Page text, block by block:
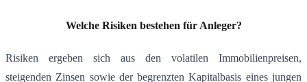
Welche Risiken bestehen für Anleger?
Risiken ergeben sich aus den volatilen Immobilienpreisen,
steigenden Zinsen sowie der begrenzten Kapitalbasis eines jungen